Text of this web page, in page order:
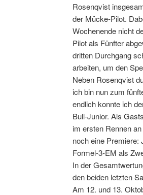
Rosenqvist
der Mücke-Pilot.
Wochenende nicht
Pilot als Fünfter
dritten Durchgang
arbeiten, um den
Neben Rosenqvist
ich bin nun zum
endlich konnte ich
Bull-Junior. Als
im ersten Rennen
noch eine Premiere:
Formel-3-EM als
In der
den beiden letzten
Am 12. und 13.